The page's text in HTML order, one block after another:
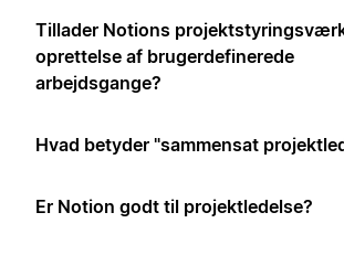
Tillader Notions
oprettelse af brugerdefinerede
arbejdsgange?
Hvad betyder "sammensat
Er Notion godt til projektledelse?